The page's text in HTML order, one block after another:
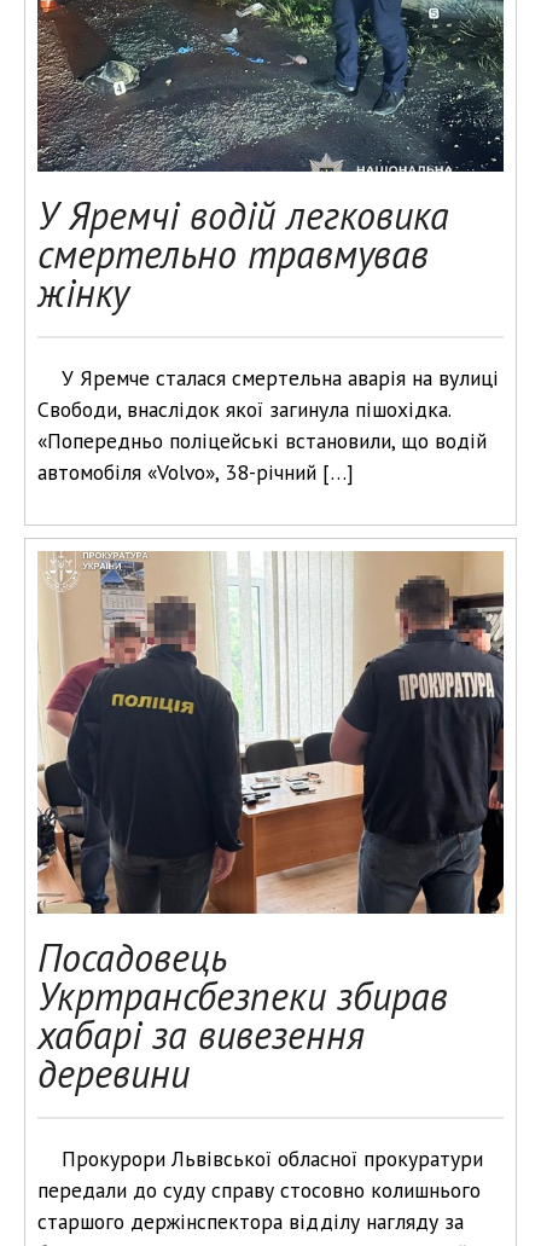
У Яремчі водій легковика
смертельно травмував
жінку
У Яремче сталася смертельна аварія на вулиці
Свободи, внаслідок якої загинула пішохідка.
«Попередньо поліцейські встановили, що водій
автомобіля «Volvo», 38-річний […]
Посадовець
Укртрансбезпеки збирав
хабарі за вивезення
деревини
Прокурори Львівської обласної прокуратури
передали до суду справу стосовно колишнього
старшого держінспектора відділу нагляду за